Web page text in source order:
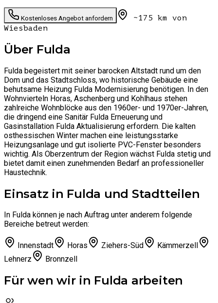
Kostenloses Angebot anfordern ~175 km
von
Wiesbaden
Über Fulda
Fulda begeistert mit seiner barocken Altstadt rund um den
Dom und das Stadtschloss, wo historische Gebäude eine
behutsame Heizung Fulda Modernisierung benötigen. In den
Wohnvierteln Horas, Aschenberg und Kohlhaus stehen
zahlreiche Wohnblöcke aus den 1960er- und 1970er-Jahren,
die dringend eine Sanitär Fulda Erneuerung und
Gasinstallation Fulda Aktualisierung erfordern. Die kalten
osthessischen Winter machen eine leistungsstarke
Heizungsanlage und gut isolierte PVC-Fenster besonders
wichtig. Als Oberzentrum der Region wächst Fulda stetig und
bietet damit einen zunehmenden Bedarf an professioneller
Haustechnik.
Einsatz in Fulda und Stadtteilen
In Fulda können je nach Auftrag unter anderem folgende
Bereiche betreut werden:
Innenstadt Horas Ziehers-Süd
Kämmerzell
Lehnerz
Bronnzell
Für wen wir in Fulda arbeiten